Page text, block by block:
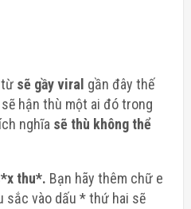
sẽ gầy viral gần đây thế
hận thù một ai đó trong
nghĩa sẽ thù không thể
thu*. Bạn hãy thêm chữ e
sắc vào dấu * thứ hai sẽ